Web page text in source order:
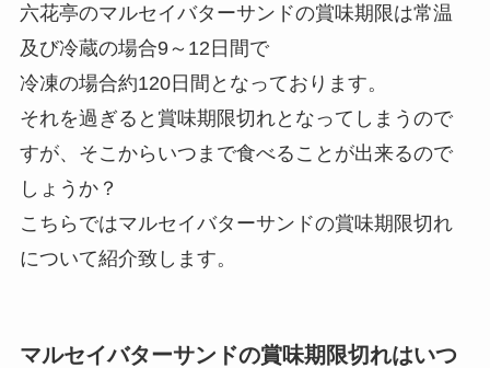
六花亭のマルセイバターサンドの賞味期限は常温
及び冷蔵の場合9～12日間で
冷凍の場合約120日間となっております。
それを過ぎると賞味期限切れとなってしまうので
すが、そこからいつまで食べることが出来るので
しょうか？
こちらではマルセイバターサンドの賞味期限切れ
について紹介致します。
マルセイバターサンドの賞味期限切れはいつ